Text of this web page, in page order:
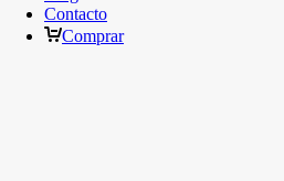
Contacto
Comprar